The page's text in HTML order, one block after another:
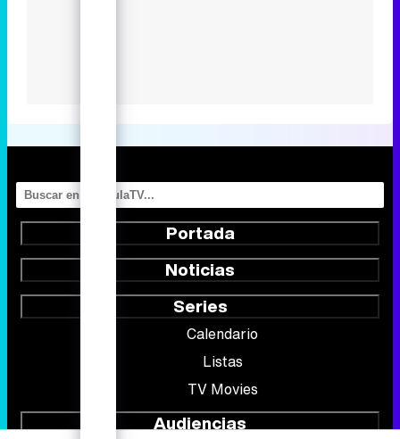
Portada
Noticias
Series
Calendario
Listas
TV Movies
Audiencias